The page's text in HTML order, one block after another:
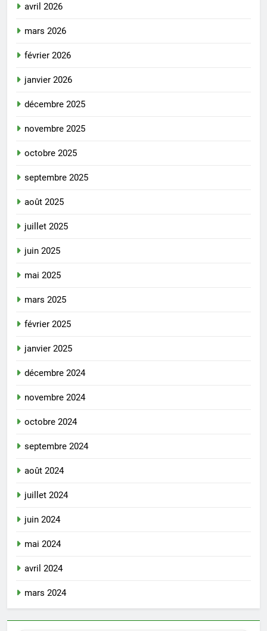
avril 2026
mars 2026
février 2026
janvier 2026
décembre 2025
novembre 2025
octobre 2025
septembre 2025
août 2025
juillet 2025
juin 2025
mai 2025
mars 2025
février 2025
janvier 2025
décembre 2024
novembre 2024
octobre 2024
septembre 2024
août 2024
juillet 2024
juin 2024
mai 2024
avril 2024
mars 2024